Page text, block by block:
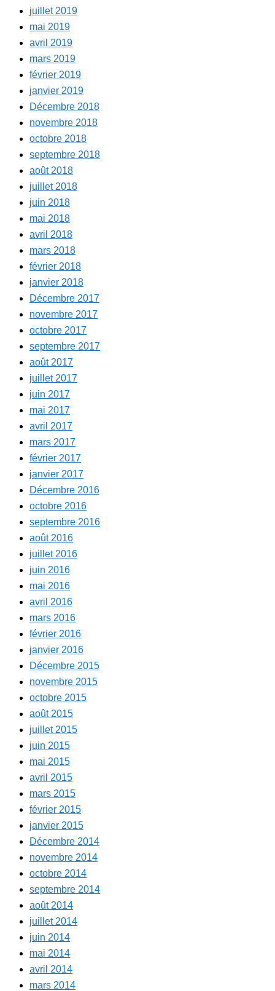
juillet 2019
mai 2019
avril 2019
mars 2019
février 2019
janvier 2019
Décembre 2018
novembre 2018
octobre 2018
septembre 2018
août 2018
juillet 2018
juin 2018
mai 2018
avril 2018
mars 2018
février 2018
janvier 2018
Décembre 2017
novembre 2017
octobre 2017
septembre 2017
août 2017
juillet 2017
juin 2017
mai 2017
avril 2017
mars 2017
février 2017
janvier 2017
Décembre 2016
octobre 2016
septembre 2016
août 2016
juillet 2016
juin 2016
mai 2016
avril 2016
mars 2016
février 2016
janvier 2016
Décembre 2015
novembre 2015
octobre 2015
août 2015
juillet 2015
juin 2015
mai 2015
avril 2015
mars 2015
février 2015
janvier 2015
Décembre 2014
novembre 2014
octobre 2014
septembre 2014
août 2014
juillet 2014
juin 2014
mai 2014
avril 2014
mars 2014